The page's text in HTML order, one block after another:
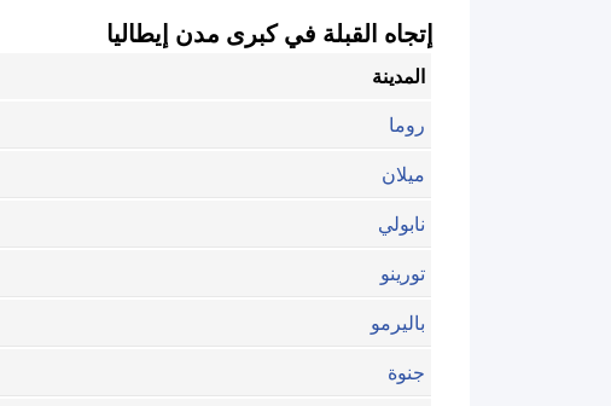
إتجاه القبلة في كبرى مدن إيطاليا
المدينة
روما
ميلان
نابولي
تورينو
باليرمو
جنوة